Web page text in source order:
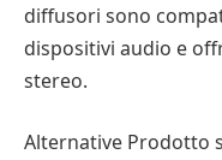
diffusori sono
dispositivi audio e
stereo.
Alternative Prodotto